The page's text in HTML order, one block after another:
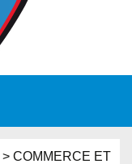
> COMMERCE ET